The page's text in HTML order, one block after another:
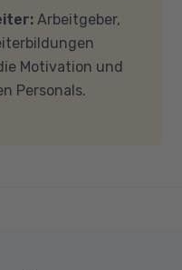
Programme,
mit MS Teams
Sie außerdem,
eine
Arbeitgeber,
Motivation und
Personals.